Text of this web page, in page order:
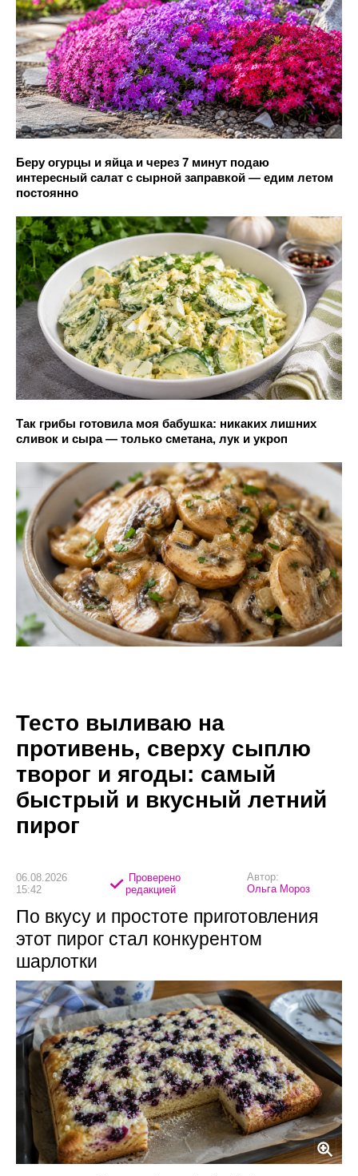
Беру огурцы и яйца и через 7 минут подаю
интересный салат с сырной заправкой — едим летом
постоянно
Так грибы готовила моя бабушка: никаких лишних
сливок и сыра — только сметана, лук и укроп
Тесто выливаю на
противень, сверху сыплю
творог и ягоды: самый
быстрый и вкусный летний
пирог
06.08.2026
15:42
Проверено
редакцией
Автор:
Ольга Мороз
По вкусу и простоте приготовления
этот пирог стал конкурентом
шарлотки